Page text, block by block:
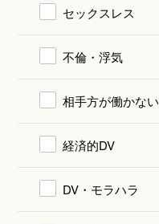
セックスレス
不倫・浮気
相手方が働かない
経済的DV
DV・モラハラ